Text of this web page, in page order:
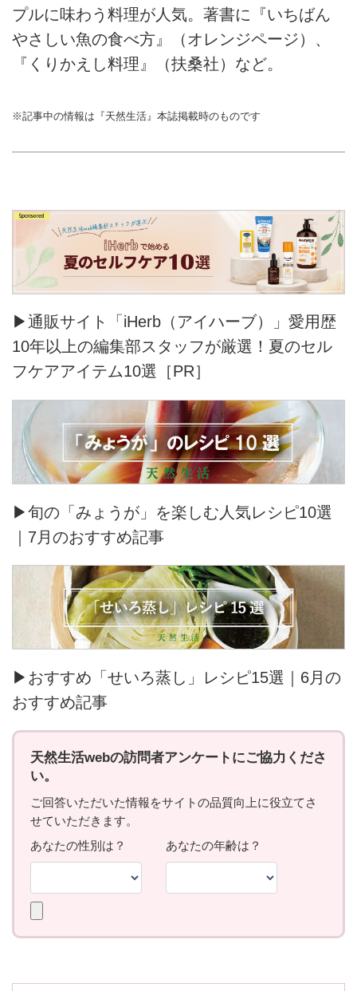
プルに味わう料理が人気。著書に『いちばん
やさしい魚の食べ方』（オレンジページ）、
『くりかえし料理』（扶桑社）など。
※記事中の情報は『天然生活』本誌掲載時のものです
▶通販サイト「iHerb（アイハーブ）」愛用歴
10年以上の編集部スタッフが厳選！夏のセル
フケアアイテム10選［PR］
▶旬の「みょうが」を楽しむ人気レシピ10選
｜7月のおすすめ記事
▶おすすめ「せいろ蒸し」レシピ15選｜6月の
おすすめ記事